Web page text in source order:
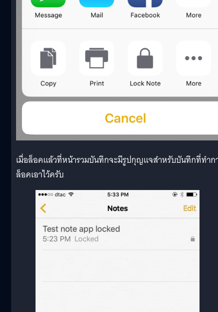
เมื่อล็อคแล้วที่หน้ารวมบันทึกจะมีรูปกุญแจสำหรับบันทึกที่ทำก
ล็อคเอาไว้ครับ